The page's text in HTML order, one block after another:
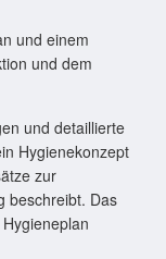
und einem
und dem
und detaillierte
Hygienekonzept
zur
beschreibt. Das